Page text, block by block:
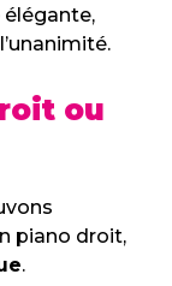
ou
piano droit,
.